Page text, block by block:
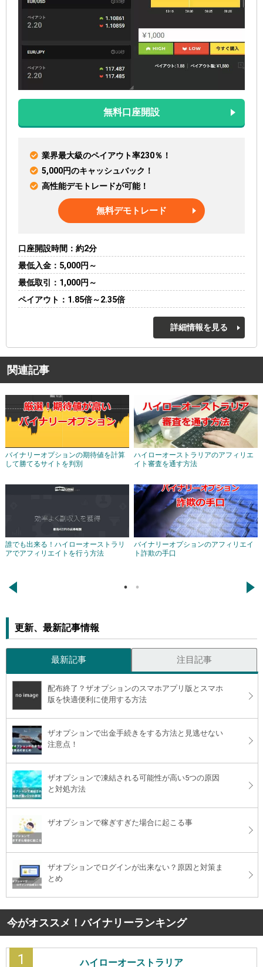
無料口座開設
業界最大級のペイアウト率230％！
5,000円のキャッシュバック！
高性能デモトレードが可能！
無料デモトレード
口座開設時間
約2分
最低入金
5,000円～
最低取引
1,000円～
ペイアウト
1.85倍～2.35倍
詳細情報を見る
関連記事
バイナリーオプションの期待値を計算
して勝てるサイトを判別
ハイローオーストラリアのアフィリエ
イト審査を通す方法
誰でも出来る！ハイローオーストラリ
アでアフィリエイトを行う方法
バイナリーオプションのアフィリエイ
ト詐欺の手口
← →
更新、最新記事情報
最新記事 注目記事
配布終了？ザオプションのスマホアプリ版とスマホ
版を快適便利に使用する方法
ザオプションで出金手続きをする方法と見逃せない
注意点！
ザオプションで凍結される可能性が高い5つの原因
と対処方法
ザオプションで稼ぎすぎた場合に起こる事
ザオプションでログインが出来ない？原因と対策ま
とめ
今がオススメ！バイナリーランキング
1 ハイローオーストラリア